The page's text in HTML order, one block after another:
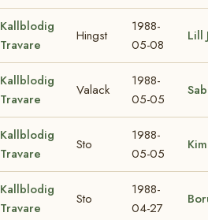
Kallblodig
Travare
Hingst
1988-
05-08
Lill
Kallblodig
Travare
Valack
1988-
05-05
Kallblodig
Travare
Sto
1988-
05-05
Kallblodig
Travare
Sto
1988-
04-27